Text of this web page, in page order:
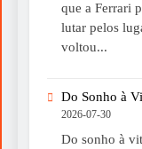
que a Ferrari
lutar pelos
voltou...
Do Sonho à
2026-07-30
Do sonho à